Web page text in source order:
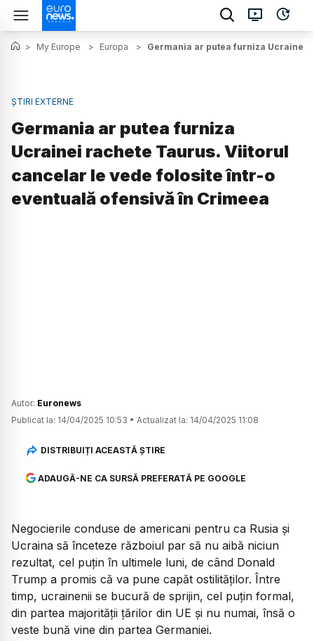
> My Europe > Europa > Germania ar putea furniza Ucrainei
ȘTIRI EXTERNE
Germania ar putea furniza
Ucrainei rachete Taurus. Viitorul
cancelar le vede folosite într-o
eventuală ofensivă în Crimeea
Autor: Euronews
Publicat la: 14/04/2025 10:53 • Actualizat la: 14/04/2025 11:08
DISTRIBUIȚI ACEASTĂ ȘTIRE
ADAUGĂ-NE CA SURSĂ PREFERATĂ PE GOOGLE
Negocierile conduse de americani pentru ca Rusia și
Ucraina să înceteze războiul par să nu aibă niciun
rezultat, cel puțin în ultimele luni, de când Donald
Trump a promis că va pune capăt ostilităților. Între
timp, ucrainenii se bucură de sprijin, cel puțin formal,
din partea majorității țărilor din UE și nu numai, însă o
veste bună vine din partea Germaniei.